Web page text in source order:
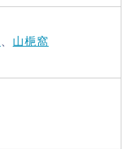
山梔窩